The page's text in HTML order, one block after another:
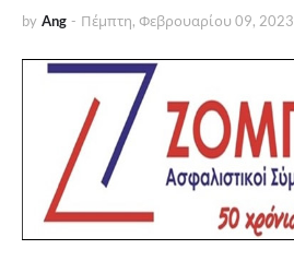
by Ang - Πέμπτη, Φεβρουαρίου 09, 2023